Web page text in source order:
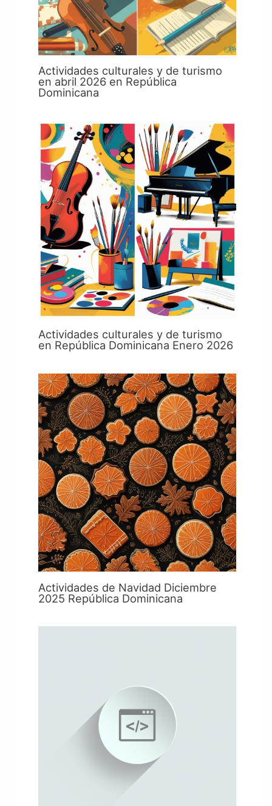
Actividades culturales y de turismo
en abril 2026 en República
Dominicana
Actividades culturales y de turismo
en República Dominicana Enero 2026
Actividades de Navidad Diciembre
2025 República Dominicana